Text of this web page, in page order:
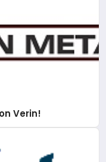
Verin!